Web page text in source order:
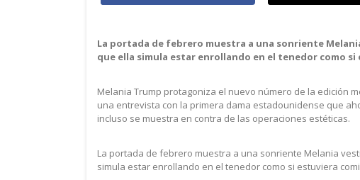
La portada de febrero muestra a una sonriente
que ella simula estar enrollando en el tenedor como
Melania Trump protagoniza el nuevo número de la edición
una entrevista con la primera dama estadounidense que
incluso se muestra en contra de las operaciones estéticas.
La portada de febrero muestra a una sonriente Melania
simula estar enrollando en el tenedor como si estuviera